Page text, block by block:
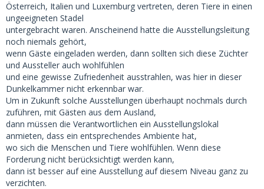
Österreich, Italien und Luxemburg vertreten, deren Tiere in einen
ungeeigneten Stadel
untergebracht waren. Anscheinend hatte die Ausstellungsleitung
noch niemals gehört,
wenn Gäste eingeladen werden, dann sollten sich diese Züchter
und Aussteller auch wohlfühlen
und eine gewisse Zufriedenheit ausstrahlen, was hier in dieser
Dunkelkammer nicht erkennbar war.
Um in Zukunft solche Ausstellungen überhaupt nochmals durch
zuführen, mit Gästen aus dem Ausland,
dann müssen die Verantwortlichen ein Ausstellungslokal
anmieten, dass ein entsprechendes Ambiente hat,
wo sich die Menschen und Tiere wohlfühlen. Wenn diese
Forderung nicht berücksichtigt werden kann,
dann ist besser auf eine Ausstellung auf diesem Niveau ganz zu
verzichten.